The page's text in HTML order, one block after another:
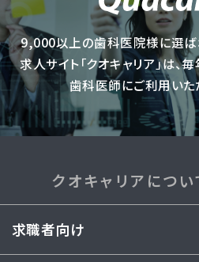
9,000以上の歯科医院様に選ば
求人サイト「クオキャリア」は、
歯科医師にご利用いた
クオキャリアについ
求職者向け